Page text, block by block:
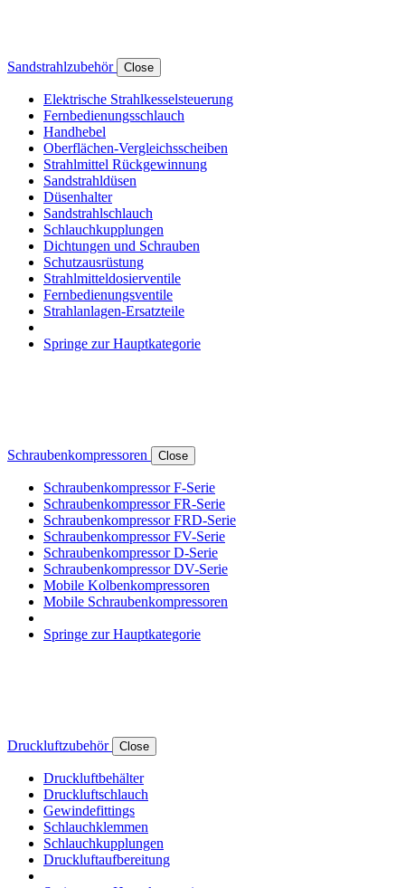
Sandstrahlzubehör Close
Elektrische Strahlkesselsteuerung
Fernbedienungsschlauch
Handhebel
Oberflächen-Vergleichsscheiben
Strahlmittel Rückgewinnung
Sandstrahldüsen
Düsenhalter
Sandstrahlschlauch
Schlauchkupplungen
Dichtungen und Schrauben
Schutzausrüstung
Strahlmitteldosierventile
Fernbedienungsventile
Strahlanlagen-Ersatzteile
Springe zur Hauptkategorie
Schraubenkompressoren Close
Schraubenkompressor F-Serie
Schraubenkompressor FR-Serie
Schraubenkompressor FRD-Serie
Schraubenkompressor FV-Serie
Schraubenkompressor D-Serie
Schraubenkompressor DV-Serie
Mobile Kolbenkompressoren
Mobile Schraubenkompressoren
Springe zur Hauptkategorie
Druckluftzubehör Close
Druckluftbehälter
Druckluftschlauch
Gewindefittings
Schlauchklemmen
Schlauchkupplungen
Druckluftaufbereitung